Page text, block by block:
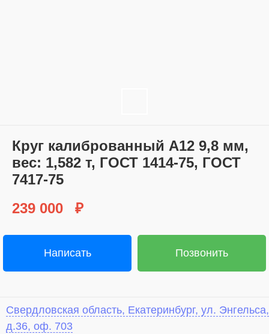
Круг калиброванный А12 9,8 мм,
вес: 1,582 т, ГОСТ 1414-75, ГОСТ
7417-75
239 000
₽
Написать Позвонить
Свердловская область, Екатеринбург, ул. Энгельса,
д.36, оф. 703